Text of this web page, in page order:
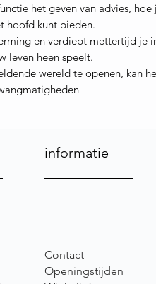
het geven van advies,
hoofd kunt bieden.
en verdiept mettertijd je
leven heen speelt.
wereld te openen, kan
informatie
Contact
Openingstijden